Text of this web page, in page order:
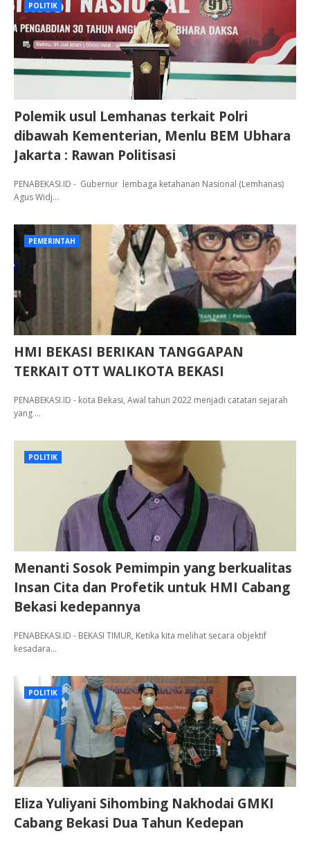
POLITIK
Polemik usul Lemhanas terkait Polri
dibawah Kementerian, Menlu BEM Ubhara
Jakarta : Rawan Politisasi
PENABEKASI.ID - Gubernur lembaga ketahanan Nasional (Lemhanas)
Agus Widj…
PEMERINTAH
HMI BEKASI BERIKAN TANGGAPAN
TERKAIT OTT WALIKOTA BEKASI
PENABEKASI.ID - kota Bekasi, Awal tahun 2022 menjadi catatan sejarah
yang …
POLITIK
Menanti Sosok Pemimpin yang berkualitas
Insan Cita dan Profetik untuk HMI Cabang
Bekasi kedepannya
PENABEKASI.ID - BEKASI TIMUR, Ketika kita melihat secara objektif
kesadara…
POLITIK
Eliza Yuliyani Sihombing Nakhodai GMKI
Cabang Bekasi Dua Tahun Kedepan